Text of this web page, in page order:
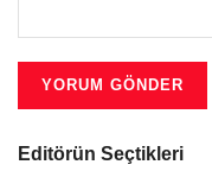
Editörün Seçtikleri